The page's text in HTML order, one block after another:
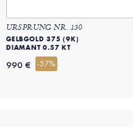
URSPRUNG NR. 130
GELBGOLD 375 (9K)
DIAMANT 0.57 KT
990 € -57%